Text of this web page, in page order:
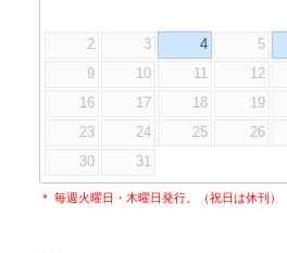
2
3 4 5
9
10 11 12
16
17 18 19
23
24 25 26
30
31
＊ 毎週火曜日・木曜日発行。（祝日は休刊）